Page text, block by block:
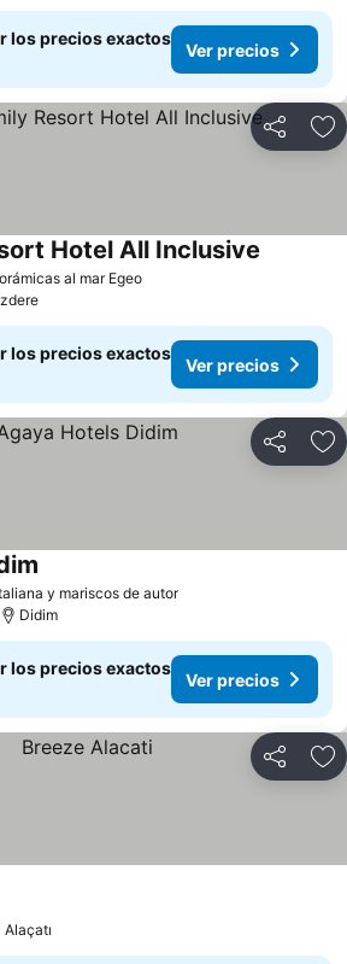
los precios exactos
Ver precios
Compartir
al mar EgeoVer precios
Hotel All Inclusive
los precios exactos
Ver precios
Compartir
y mariscos de autorVer precios
Didim
los precios exactos
Ver precios
Compartir
precios
Alaçatı